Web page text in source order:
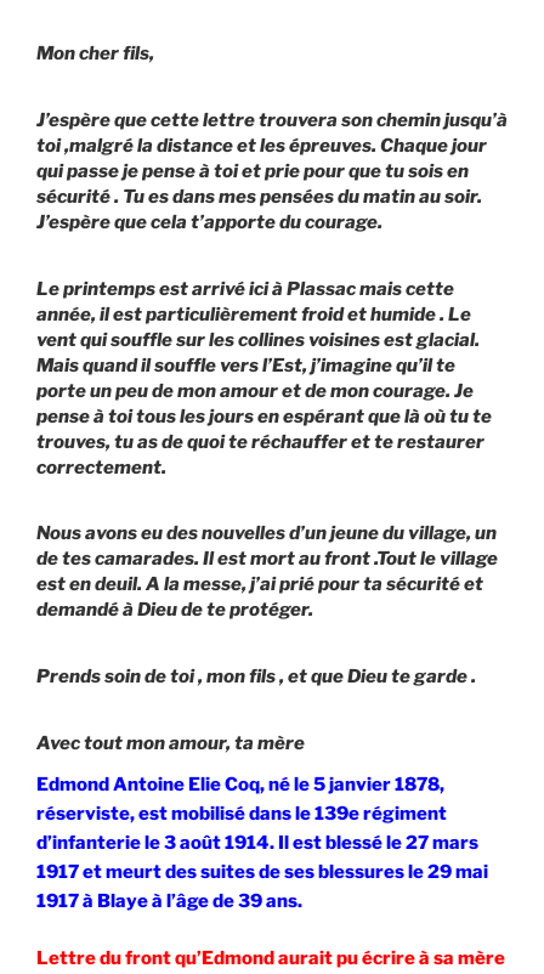
Mon cher fils,
J’espère que cette lettre trouvera son chemin jusqu’à
toi ,malgré la distance et les épreuves. Chaque jour
qui passe je pense à toi et prie pour que tu sois en
sécurité . Tu es dans mes pensées du matin au soir.
J’espère que cela t’apporte du courage.
Le printemps est arrivé ici à Plassac mais cette
année, il est particulièrement froid et humide . Le
vent qui souffle sur les collines voisines est glacial.
Mais quand il souffle vers l’Est, j’imagine qu’il te
porte un peu de mon amour et de mon courage. Je
pense à toi tous les jours en espérant que là où tu te
trouves, tu as de quoi te réchauffer et te restaurer
correctement.
Nous avons eu des nouvelles d’un jeune du village, un
de tes camarades. Il est mort au front .Tout le village
est en deuil. A la messe, j’ai prié pour ta sécurité et
demandé à Dieu de te protéger.
Prends soin de toi , mon fils , et que Dieu te garde .
Avec tout mon amour, ta mère
Edmond Antoine Elie Coq, né le 5 janvier 1878,
réserviste, est mobilisé dans le 139e régiment
d’infanterie le 3 août 1914. Il est blessé le 27 mars
1917 et meurt des suites de ses blessures le 29 mai
1917 à Blaye à l’âge de 39 ans.
Lettre du front qu’Edmond aurait pu écrire à sa mère